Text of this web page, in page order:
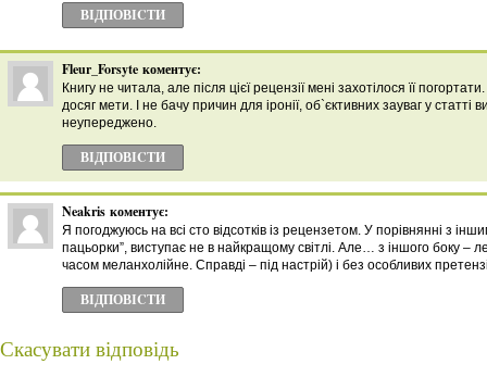
ВІДПОВІCТИ
Fleur_Forsyte коментує:
Книгу не читала, але після цієї рецензії мені захотілося її
досяг мети. І не бачу причин для іронії, об`єктивних зауваг у
неупереджено.
ВІДПОВІCТИ
Neakris коментує:
Я погоджуюсь на всі сто відсотків із рецензетом. У порівнянні з
пацьорки”, виступає не в найкращому світлі. Але… з іншого боку –
часом меланхолійне. Справді – під настрій) і без особливих
ВІДПОВІCТИ
Скасувати відповідь